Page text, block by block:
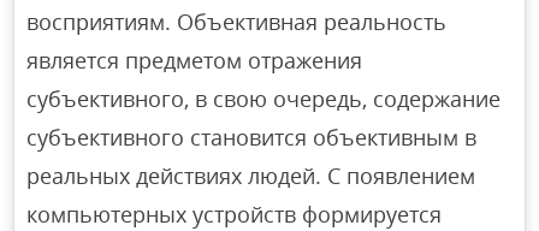
восприятиям. Объективная реальность
является предметом отражения
субъективного, в свою очередь, содержание
субъективного становится объективным в
реальных действиях людей. С появлением
компьютерных устройств формируется